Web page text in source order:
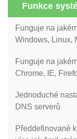
Funkce
Funguje na
Windows, Linux,
Funguje na
Chrome, IE,
Jednoduché
DNS serverů
Předdefinované